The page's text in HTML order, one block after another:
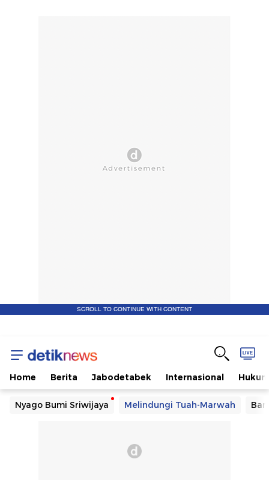
SCROLL TO CONTINUE WITH CONTENT
Home Berita Jabodetabek Internasional Hukum
Nyago Bumi Sriwijaya Melindungi Tuah-Marwah